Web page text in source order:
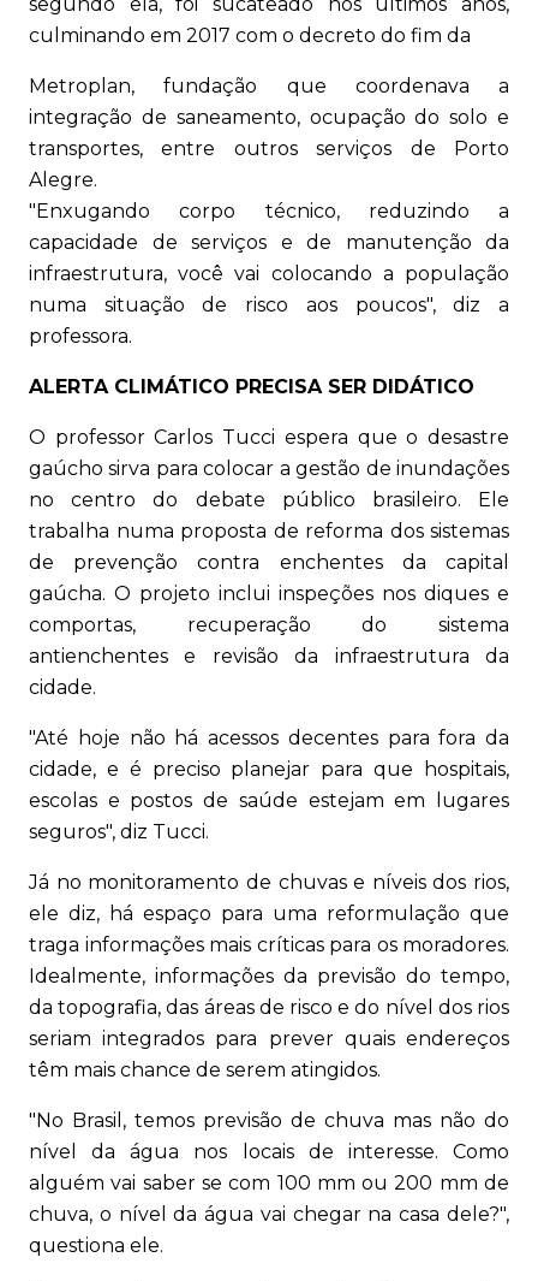
segundo ela, foi sucateado nos últimos anos,
culminando em 2017 com o decreto do fim da
Metroplan, fundação que coordenava a
integração de saneamento, ocupação do solo e
transportes, entre outros serviços de Porto
Alegre.
"Enxugando corpo técnico, reduzindo a
capacidade de serviços e de manutenção da
infraestrutura, você vai colocando a população
numa situação de risco aos poucos", diz a
professora.
ALERTA CLIMÁTICO PRECISA SER DIDÁTICO
O professor Carlos Tucci espera que o desastre
gaúcho sirva para colocar a gestão de inundações
no centro do debate público brasileiro. Ele
trabalha numa proposta de reforma dos sistemas
de prevenção contra enchentes da capital
gaúcha. O projeto inclui inspeções nos diques e
comportas, recuperação do sistema
antienchentes e revisão da infraestrutura da
cidade.
"Até hoje não há acessos decentes para fora da
cidade, e é preciso planejar para que hospitais,
escolas e postos de saúde estejam em lugares
seguros", diz Tucci.
Já no monitoramento de chuvas e níveis dos rios,
ele diz, há espaço para uma reformulação que
traga informações mais críticas para os moradores.
Idealmente, informações da previsão do tempo,
da topografia, das áreas de risco e do nível dos rios
seriam integrados para prever quais endereços
têm mais chance de serem atingidos.
"No Brasil, temos previsão de chuva mas não do
nível da água nos locais de interesse. Como
alguém vai saber se com 100 mm ou 200 mm de
chuva, o nível da água vai chegar na casa dele?",
questiona ele.